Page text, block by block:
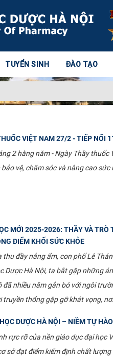
TUYỂN SINH ĐÀO TẠO
VIỆT NAM 27/2 - TIẾP NỐI
2 hằng năm - Ngày Thầy thuốc
vệ, chăm sóc và nâng cao sức
MỚI 2025-2026: THẦY VÀ TRÒ
ĐIỂM KHỐI SỨC KHỎE
thu đầy nắng ấm, con phố Lê
Dược Hà Nội, ta bắt gặp những
đã nhiều năm gắn bó với ngôi
truyền thống gặp gỡ khát vọng,
DƯỢC HÀ NỘI – NIỀM TỰ
rực rỡ của nền giáo dục đại học
sở đạt điểm kiểm định chất